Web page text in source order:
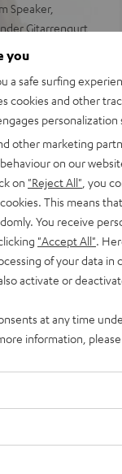
Speaker,
Gitarrengurt,
you
a safe surfing
cookies and other
personalization
other marketing
on our
on "Reject All" , you
This means
You receive
"Accept All" .
of your data in
activate or
at any time
information,